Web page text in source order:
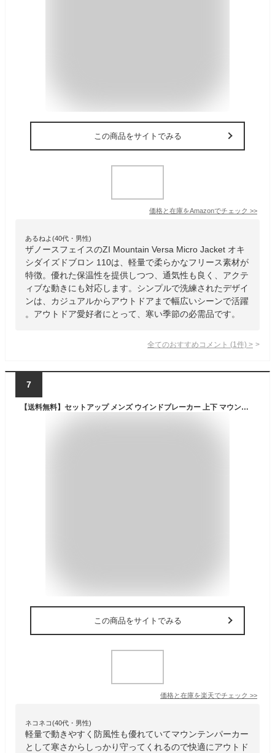
この商品をサイトでみる
価格と在庫をAmazonでチェック >>
あるねよ(40代・男性)
ザノースフェイスのZI Mountain Versa Micro Jacket オキ
シダイズドブロン 110は、軽量で柔らかなフリース素材が
特徴。優れた保温性を提供しつつ、通気性も良く、アクテ
ィブな動きにも対応します。シンプルで洗練されたデザイ
ンは、カジュアルからアウトドアまで幅広いシーンで活躍
。アウトドア愛好者にとって、寒い季節の必需品です。
全てのおすすめコメント (1 件) >
7
【送料無料】セットアップ メンズ ウインドブレーカー 上下 マウンテンパーカー レディース キッズ 上下セット アウトドアジャケット 登山ウェア ジップアップ 春 登山服 撥水 ゴルフ 防寒 釣り ウェア バイク トレッキング パンツ 防風 自転車 スポーツウェア
この商品をサイトでみる
価格と在庫を楽天でチェック >>
ネコネコ(40代・男性)
軽量で動きやすく防風性も優れていてマウンテンパーカー
として寒さからしっかり守ってくれるので快適にアウトド